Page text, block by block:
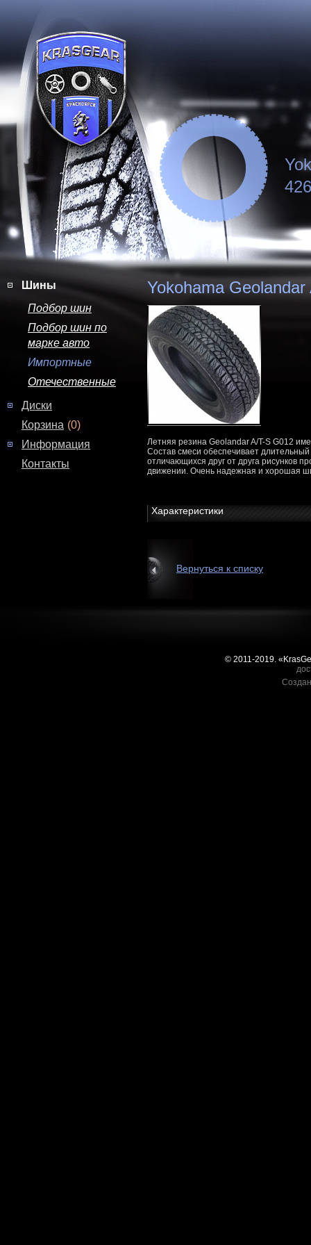
Шины
Подбор шин
Подбор шин по
марке авто
Импортные
Отечественные
Диски
Корзина (0)
Информация
Контакты
Yokohama
Летняя резина Geolandar A/T-S G012
Состав смеси обеспечивает
отличающихся друг от друга рисунков
движении. Очень надежная и хорошая
Характеристики
Вернуться к списку
© 2011-2019.